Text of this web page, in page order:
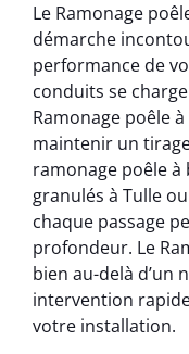
Le Ramonage
démarche
performance de
conduits se
Ramonage poêle
maintenir un
ramonage poêle à
granulés à Tulle
chaque passage
profondeur. Le
bien au-delà d’un
intervention
votre installation.